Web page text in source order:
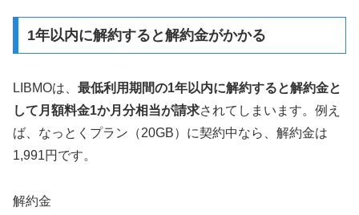
1年以内に解約すると解約金がかかる
LIBMOは、 最低利用期間の1年以内に解約すると解約金と
して月額料金1か月分相当が請求されてしまいます。例え
ば、なっとくプラン（20GB）に契約中なら、解約金は
1,991円です。
解約金